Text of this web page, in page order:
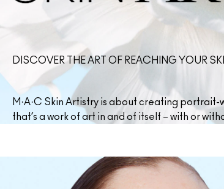
DISCOVER THE ART OF REACHING YOUR
M·A·C Skin Artistry is about creating portrait-
that’s a work of art in and of itself – with or